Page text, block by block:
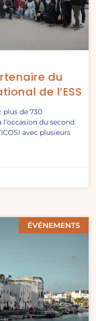
du
de l’ESS
plus de 730
du second
avec plusieurs
ÉVÉNEMENTS